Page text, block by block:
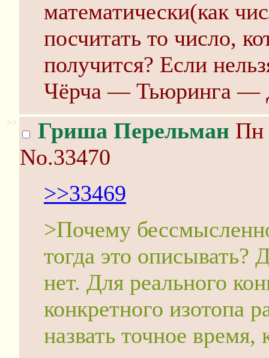
математически(как
посчитать то число,
получится? Если
Чёрча — Тьюринга —
>> Гриша Перельман Пн
No.33470
>>33469
>Почему
тогда это описывать?
нет. Для реального
конкретного изотопа
назвать точное время,